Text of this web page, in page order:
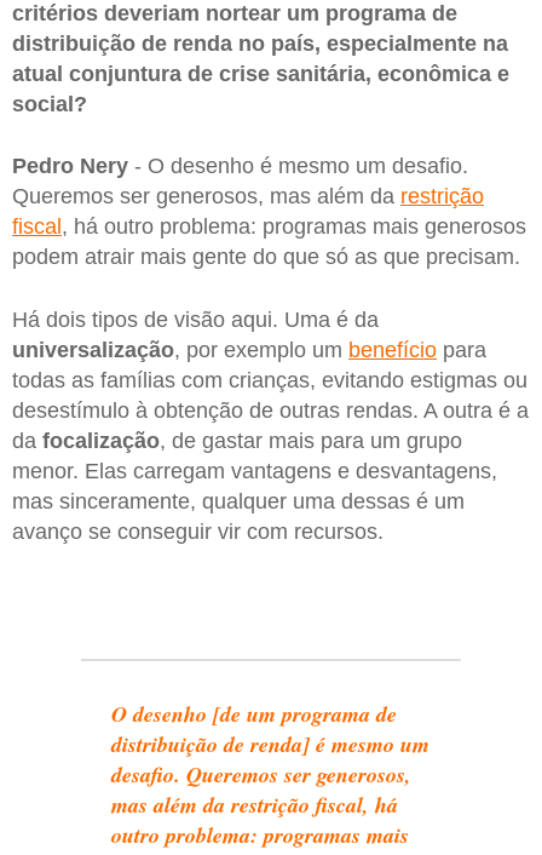
critérios deveriam nortear um programa de
distribuição de renda no país, especialmente na
atual conjuntura de crise sanitária, econômica e
social?
Pedro Nery - O desenho é mesmo um desafio.
Queremos ser generosos, mas além da restrição
fiscal , há outro problema: programas mais generosos
podem atrair mais gente do que só as que precisam.
Há dois tipos de visão aqui. Uma é da
universalização, por exemplo um benefício para
todas as famílias com crianças, evitando estigmas ou
desestímulo à obtenção de outras rendas. A outra é a
da focalização, de gastar mais para um grupo
menor. Elas carregam vantagens e desvantagens,
mas sinceramente, qualquer uma dessas é um
avanço se conseguir vir com recursos.
O desenho [de um programa de
distribuição de renda] é mesmo um
desafio. Queremos ser generosos,
mas além da restrição fiscal, há
outro problema: programas mais